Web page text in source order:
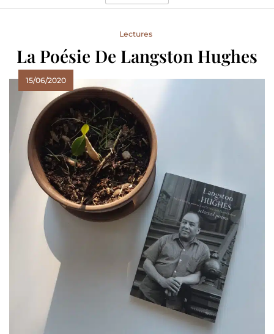
Lectures
La Poésie De Langston Hughes
15/06/2020